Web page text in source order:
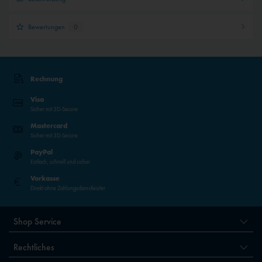
Bewertungen 0
Rechnung
Visa
Sicher mit 3D-Secure
Mastercard
Sicher mit 3D-Secure
PayPal
Einfach, schnell und sicher
Vorkasse
Direkt ohne Zahlungsdienstleister
Shop Service
Rechtliches